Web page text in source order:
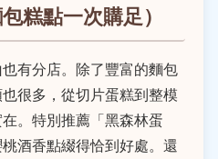
糕點一次購足）
有分店。除了豐富的麵包
很多，從切片蛋糕到整模
。特別推薦「黑森林蛋
酒香點綴得恰到好處。還